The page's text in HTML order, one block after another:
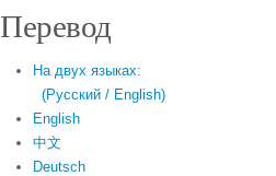
Перевод
На двух языках:
(Русский / English)
English
中文
Deutsch